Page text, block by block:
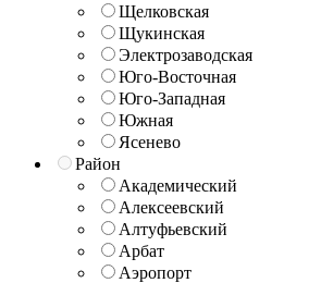
Щелковская
Щукинская
Электрозаводская
Юго-Восточная
Юго-Западная
Южная
Ясенево
Район
Академический
Алексеевский
Алтуфьевский
Арбат
Аэропорт